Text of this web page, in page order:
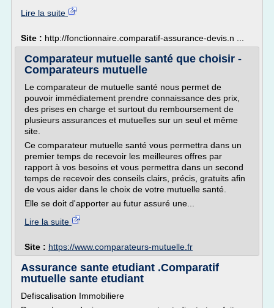
Lire la suite
Site : http://fonctionnaire.comparatif-assurance-devis.n ...
Comparateur mutuelle santé que choisir -
Comparateurs mutuelle
Le comparateur de mutuelle santé nous permet de
pouvoir immédiatement prendre connaissance des prix,
des prises en charge et surtout du remboursement de
plusieurs assurances et mutuelles sur un seul et même
site.
Ce comparateur mutuelle santé vous permettra dans un
premier temps de recevoir les meilleures offres par
rapport à vos besoins et vous permettra dans un second
temps de recevoir des conseils clairs, précis, gratuits afin
de vous aider dans le choix de votre mutuelle santé.
Elle se doit d'apporter au futur assuré une...
Lire la suite
Site : https://www.comparateurs-mutuelle.fr
Assurance sante etudiant .Comparatif
mutuelle sante etudiant
Defiscalisation Immobiliere